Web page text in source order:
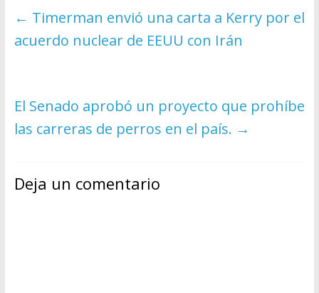
← Timerman envió una carta a Kerry por el
acuerdo nuclear de EEUU con Irán
El Senado aprobó un proyecto que prohíbe
las carreras de perros en el país. →
Deja un comentario